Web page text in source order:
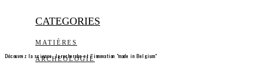
CATEGORIES
MATIÈRES
ARCHEOLOGIE
Découvrez la science, la recherche et l’innovation "made in Belgium"